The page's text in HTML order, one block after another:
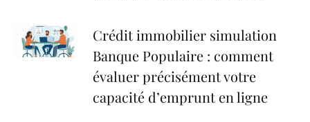
Crédit immobilier simulation
Banque Populaire : comment
évaluer précisément votre
capacité d’emprunt en ligne